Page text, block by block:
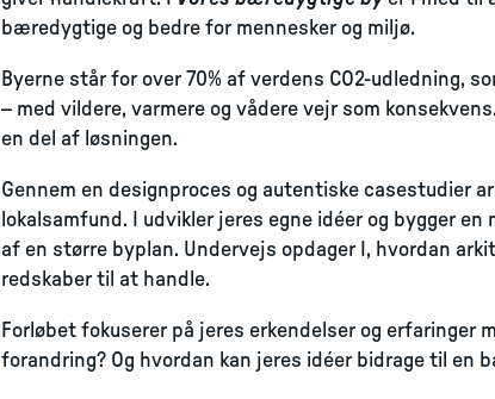
bæredygtige og bedre for mennesker og miljø.
Byerne står for over 70% af verdens CO2-udledning,
– med vildere, varmere og vådere vejr som
en del af løsningen.
Gennem en designproces og autentiske casestudier
lokalsamfund. I udvikler jeres egne idéer og bygger
af en større byplan. Undervejs opdager I, hvordan
redskaber til at handle.
Forløbet fokuserer på jeres erkendelser og
forandring? Og hvordan kan jeres idéer bidrage til en